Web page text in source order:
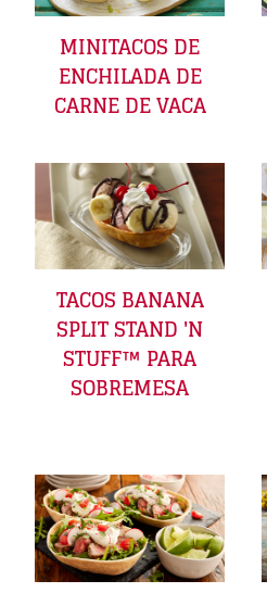
MINITACOS DE
ENCHILADA DE
CARNE DE VACA
TACOS BANANA
SPLIT STAND 'N
STUFF™ PARA
SOBREMESA